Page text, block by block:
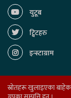
युटूब
ट्विटहरु
इन्स्टाग्राम
स्रोतहरू खुलाइएका बाहेक